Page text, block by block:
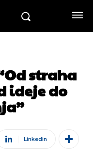
straha
ideje do
Linkedin